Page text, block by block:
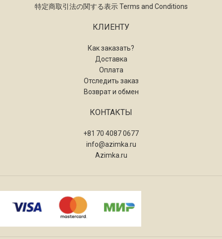
特定商取引法の関する表示 Terms and Conditions
КЛИЕНТУ
Как заказать?
Доставка
Оплата
Отследить заказ
Возврат и обмен
КОНТАКТЫ
+81 70 4087 0677
info@azimka.ru
Azimka.ru